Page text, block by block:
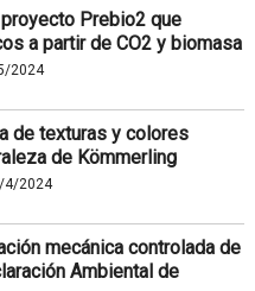
Prebio2 que
a partir de CO2 y biomasa
2024
de texturas y colores
de Kömmerling
4/2024
mecánica controlada de
Ambiental de